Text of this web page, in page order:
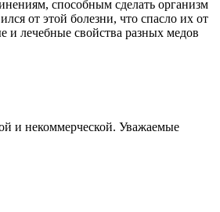
способным сделать организм
от этой болезни, что спасло их от
лечебные свойства разных медов
и некоммерческой. Уважаемые